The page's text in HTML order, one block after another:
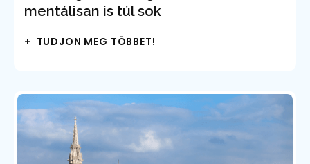
mentálisan is túl sok
+ TUDJON MEG TÖBBET!